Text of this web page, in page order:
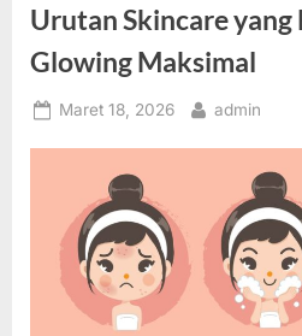
Urutan Skincare
Glowing Maksimal
Posted
Maret 18, 2026 By
admin